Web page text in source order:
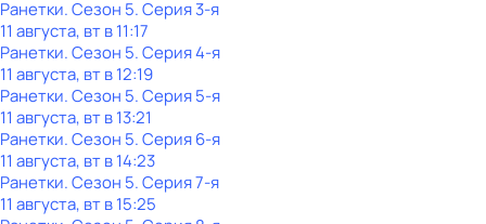
Ранетки. Сезон 5. Серия 3-я
11 августа, вт в 11:17
Ранетки. Сезон 5. Серия 4-я
11 августа, вт в 12:19
Ранетки. Сезон 5. Серия 5-я
11 августа, вт в 13:21
Ранетки. Сезон 5. Серия 6-я
11 августа, вт в 14:23
Ранетки. Сезон 5. Серия 7-я
11 августа, вт в 15:25